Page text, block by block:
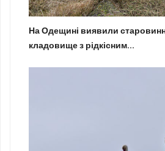
На Одещині виявили
кладовище з рідкісним...